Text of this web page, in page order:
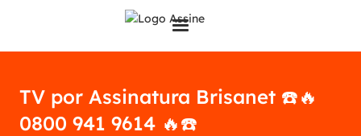
TV por Assinatura Brisanet ☎️🔥
0800 941 9614 🔥☎️